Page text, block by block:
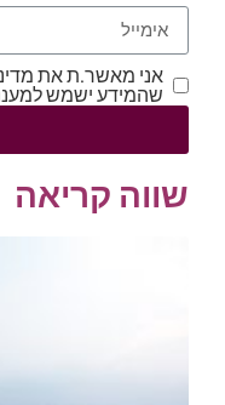
אני מאשר.ת את
שהמידע ישמש
שווה קריאה